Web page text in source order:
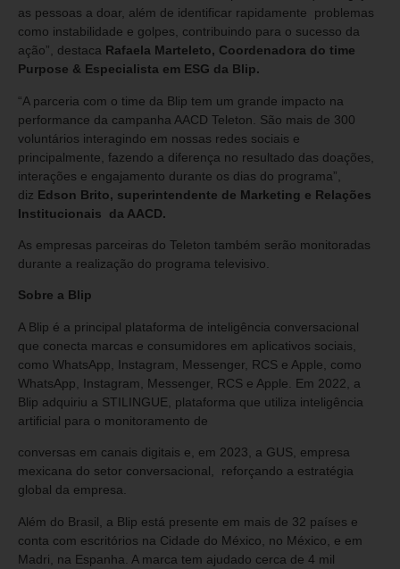
as pessoas a doar, além de identificar rapidamente problemas
como instabilidade e golpes, contribuindo para o sucesso da
ação”, destaca Rafaela Marteleto, Coordenadora do time
Purpose & Especialista em ESG da Blip.
“A parceria com o time da Blip tem um grande impacto na
performance da campanha AACD Teleton. São mais de 300
voluntários interagindo em nossas redes sociais e
principalmente, fazendo a diferença no resultado das doações,
interações e engajamento durante os dias do programa”,
diz Edson Brito, superintendente de Marketing e Relações
Institucionais da AACD.
As empresas parceiras do Teleton também serão monitoradas
durante a realização do programa televisivo.
Sobre a Blip
A Blip é a principal plataforma de inteligência conversacional
que conecta marcas e consumidores em aplicativos sociais,
como WhatsApp, Instagram, Messenger, RCS e Apple, como
WhatsApp, Instagram, Messenger, RCS e Apple. Em 2022, a
Blip adquiriu a STILINGUE, plataforma que utiliza inteligência
artificial para o monitoramento de
conversas em canais digitais e, em 2023, a GUS, empresa
mexicana do setor conversacional, reforçando a estratégia
global da empresa.
Além do Brasil, a Blip está presente em mais de 32 países e
conta com escritórios na Cidade do México, no México, e em
Madri, na Espanha. A marca tem ajudado cerca de 4 mil